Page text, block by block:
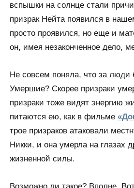
вспышки на солнце стали
призрак Нейта появился в
просто проявился, но еще и
он, имея незаконченное дело,
Не совсем поняла, что за люди
Умершие? Скорее призраки
призраки тоже видят энергию
питаются ею, как в фильме
трое призраков атаковали
Никки, и она умерла на глазах
жизненной силы.